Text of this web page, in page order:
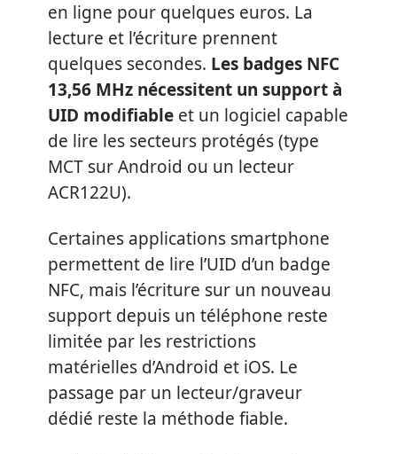
en ligne pour quelques euros. La
lecture et l’écriture prennent
quelques secondes. Les badges NFC
13,56 MHz nécessitent un support à
UID modifiable et un logiciel capable
de lire les secteurs protégés (type
MCT sur Android ou un lecteur
ACR122U).
Certaines applications smartphone
permettent de lire l’UID d’un badge
NFC, mais l’écriture sur un nouveau
support depuis un téléphone reste
limitée par les restrictions
matérielles d’Android et iOS. Le
passage par un lecteur/graveur
dédié reste la méthode fiable.